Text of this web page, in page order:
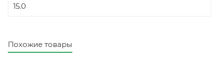
15.0
Похожие товары